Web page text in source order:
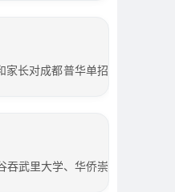
家长对成都普华单招
吞武里大学、华侨崇